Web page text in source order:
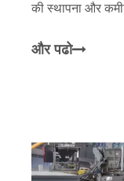
की स्थापना और
गुणवत्ता वाले
अवसर भी पैदा
और पढो